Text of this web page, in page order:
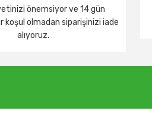
önemsiyor ve 14 gün
koşul olmadan siparişinizi iade
alıyoruz.